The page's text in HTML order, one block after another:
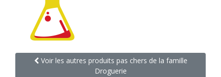
Voir les autres produits pas chers de la famille
Droguerie